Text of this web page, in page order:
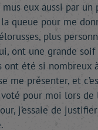
mus eux aussi par
queue pour me
plus
ont une grande
ont été si nombreux
me présenter, et
pour moi lors de
j’essaie de